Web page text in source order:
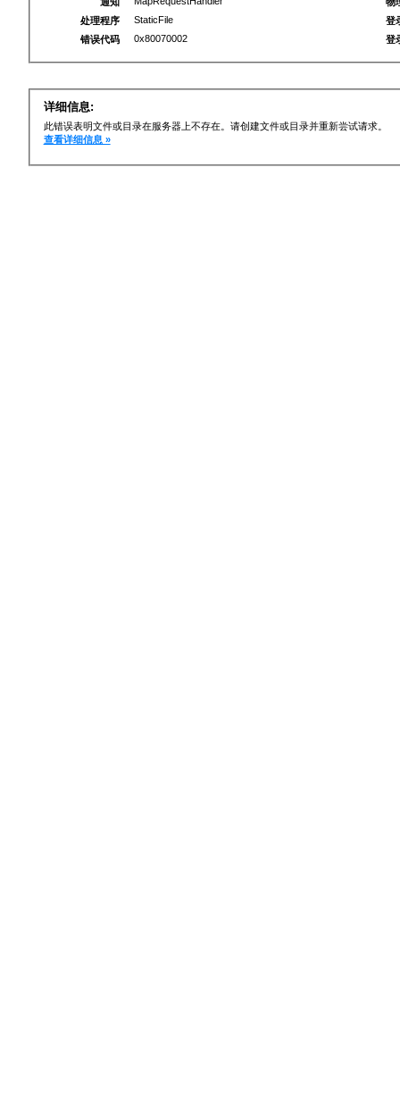
处理程序
StaticFile
错误代码
0x80070002
登
登
详细信息:
此错误表明文件或目录在服务器上不存在。请创建文件或目录并重新尝试请求。
查看详细信息 »